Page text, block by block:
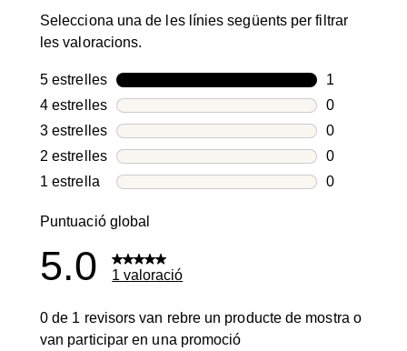
Selecciona una de les línies següents per filtrar
les valoracions.
5 estrellesestrelles
1
1 valoració
4 estrellesestrelles
0
0
3 estrellesestrelles
0
0
2 estrellesestrelles
0
0
1 estrellaestrelles
0
Puntuació global
5.0 1 valoració
0 de 1 revisors van rebre un producte de mostra o
van participar en una promoció